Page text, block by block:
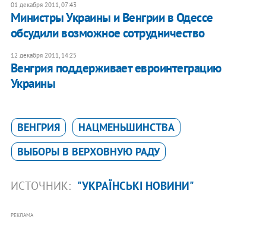
01 декабря 2011, 07:43
Министры Украины и Венгрии в Одессе
обсудили возможное сотрудничество
12 декабря 2011, 14:25
Венгрия поддерживает евроинтеграцию
Украины
ВЕНГРИЯ
НАЦМЕНЬШИНСТВА
ВЫБОРЫ В ВЕРХОВНУЮ РАДУ
ИСТОЧНИК: "УКРАЇНСЬКІ НОВИНИ"
РЕКЛАМА